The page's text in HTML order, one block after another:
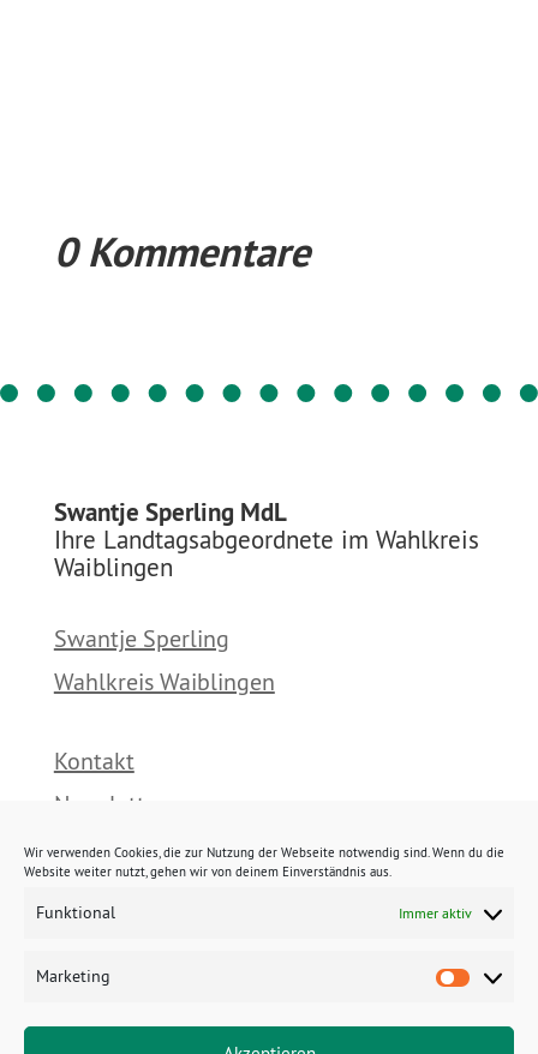
Wir verwenden Cookies, die zur Nutzung der Webseite notwendig sind. Wenn du die
Website weiter nutzt, gehen wir von deinem Einverständnis aus.
Funktional Immer aktiv
Marketing
0 Kommentare
Swantje Sperling MdL
Ihre Landtagsabgeordnete im Wahlkreis
Waiblingen
Swantje Sperling
Wahlkreis Waiblingen
Kontakt
Newsletter
Presse
Impressum
Datenschutz